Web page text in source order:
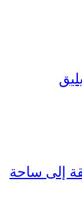
إلى ساحة